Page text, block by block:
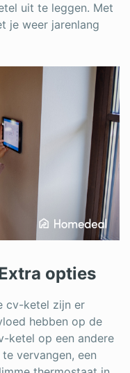
uit te leggen. Met
je weer jarenlang
opties
cv-ketel zijn er
hebben op de
ketel op een andere
vervangen, een